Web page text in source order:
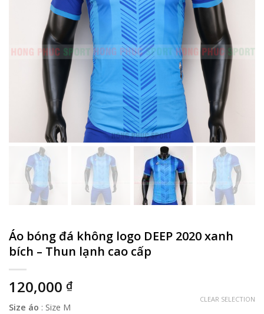
Áo bóng đá không logo DEEP 2020 xanh
bích – Thun lạnh cao cấp
120,000 ₫
Size áo : Size M
CLEAR SELECTION